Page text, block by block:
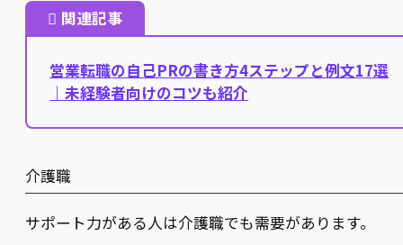
関連記事
営業転職の自己PRの書き方4ステップと例文17選
｜未経験者向けのコツも紹介
介護職
サポート力がある人は介護職でも需要があります。